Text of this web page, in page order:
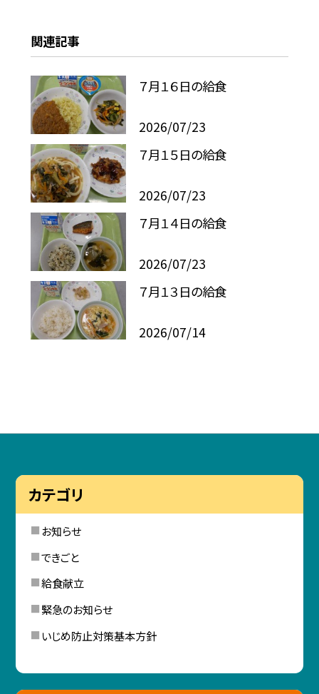
関連記事
７月１６日の給食
2026/07/23
７月１５日の給食
2026/07/23
７月１４日の給食
2026/07/23
７月１３日の給食
2026/07/14
カテゴリ
お知らせ
できごと
給食献立
緊急のお知らせ
いじめ防止対策基本方針